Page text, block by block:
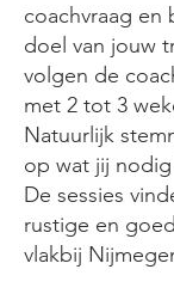
coachvraag en
doel van jouw
volgen de
met 2 tot 3
Natuurlijk
op wat jij
De sessies
rustige en
vlakbij